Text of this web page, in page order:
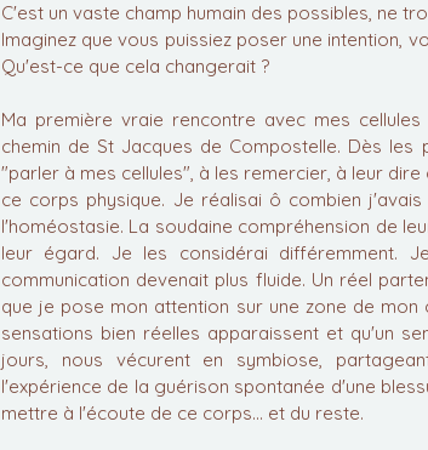
C'est un vaste champ humain des possibles, ne
Imaginez que vous puissiez poser une intention,
Qu'est-ce que cela changerait ?
Ma première vraie rencontre avec mes
chemin de St Jacques de Compostelle. Dès
"parler à mes cellules", à les remercier, à leur
ce corps physique. Je réalisai ô combien
l'homéostasie. La soudaine compréhension de
leur égard. Je les considérai différemment.
communication devenait plus fluide. Un réel
que je pose mon attention sur une zone de
sensations bien réelles apparaissent et qu'un
jours, nous vécurent en symbiose,
l'expérience de la guérison spontanée d'une
mettre à l'écoute de ce corps... et du reste.